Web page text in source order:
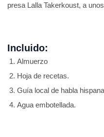
presa Lalla Takerkoust, a
Incluido:
Almuerzo
Hoja de recetas.
Guía local de habla
Agua embotellada.